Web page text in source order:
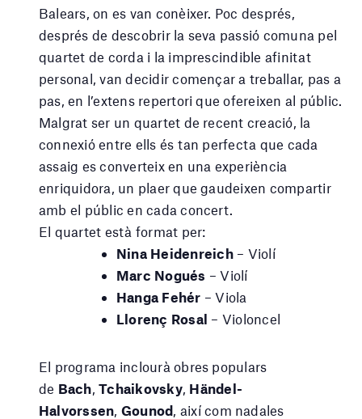
Balears, on es van conèixer. Poc després,
després de descobrir la seva passió comuna pel
quartet de corda i la imprescindible afinitat
personal, van decidir començar a treballar, pas a
pas, en l’extens repertori que ofereixen al públic.
Malgrat ser un quartet de recent creació, la
connexió entre ells és tan perfecta que cada
assaig es converteix en una experiència
enriquidora, un plaer que gaudeixen compartir
amb el públic en cada concert.
El quartet està format per:
Nina Heidenreich– Violí
Marc Nogués – Violí
Hanga Fehér – Viola
Llorenç Rosal – Violoncel
El programa inclourà obres populars
de Bach ,Tchaikovsky, Händel-
Halvorssen Gounod , així com nadales